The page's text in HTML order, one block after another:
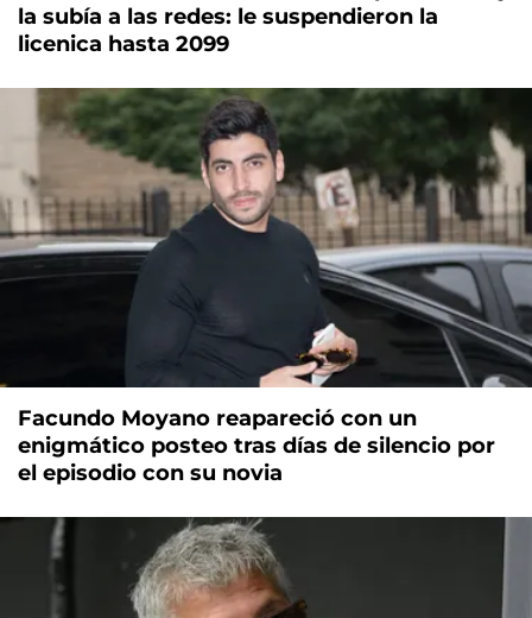
la subía a las redes: le suspendieron la
licenica hasta 2099
Facundo Moyano reapareció con un
enigmático posteo tras días de silencio por
el episodio con su novia